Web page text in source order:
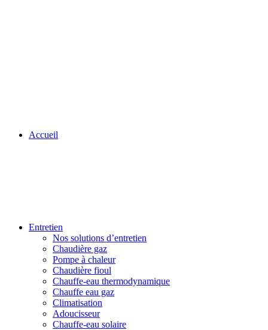
Accueil
Entretien
Nos solutions d’entretien
Chaudière gaz
Pompe à chaleur
Chaudière fioul
Chauffe-eau thermodynamique
Chauffe eau gaz
Climatisation
Adoucisseur
Chauffe-eau solaire